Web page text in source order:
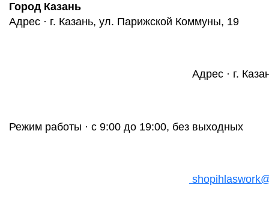
Город Казань
Адрес · г. Казань, ул. Парижской Коммуны, 19
Адрес · г.
Режим работы · с 9:00 до 19:00, без выходных